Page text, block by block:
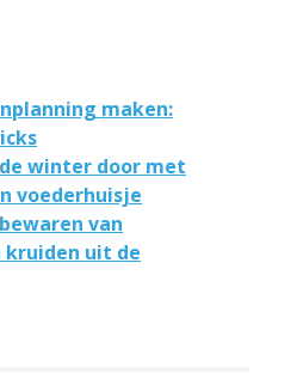
maken:
winter door met
voederhuisje
van
uit de